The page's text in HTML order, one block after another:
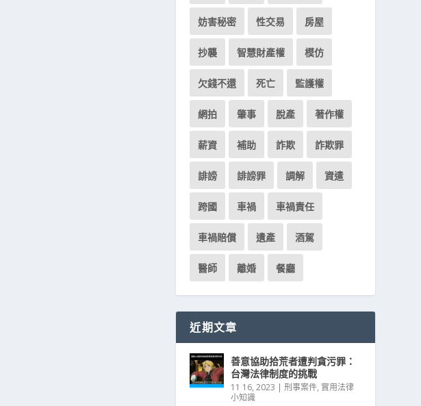
妨害秘密 性交易 房屋
抄襲 智慧財產權 模仿
欠錢不還 死亡 監護權
網拍 肇事 脫產 著作權
薪資 補助 詐欺 詐欺罪
誹謗 誹謗罪 調解 資遣
跨國 車禍 車禍責任
車禍賠償 遺產 酒駕
醫師 離婚 餐廳
近期文章
善意協助拾荒者遭判貪污罪：
台灣法律制度的挑戰
11 16, 2023 |刑事案件, 實用法律
小知識